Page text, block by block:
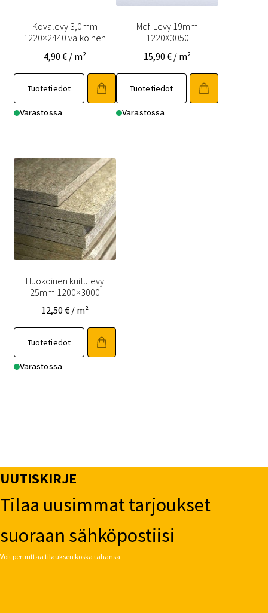
Kovalevy 3,0mm
1220×2440 valkoinen
4,90 € / m²
Tuotetiedot
Varastossa
Mdf-Levy 19mm
1220X3050
15,90€ / m²
Tuotetiedot
Varastossa
Huokoinen kuitulevy
25mm 1200×3000
12,50 € / m²
Tuotetiedot
Varastossa
UUTISKIRJE
Tilaa uusimmat tarjoukset
suoraan sähköpostiisi
Voit peruuttaa tilauksen koska tahansa.